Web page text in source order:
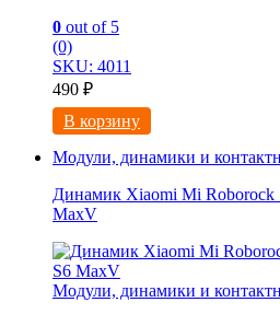
0 out of 5
(0)
SKU: 4011
490 ₽
В корзину
Модули, динамики и
Динамик Xiaomi Mi Roborock
MaxV
Модули, динамики и